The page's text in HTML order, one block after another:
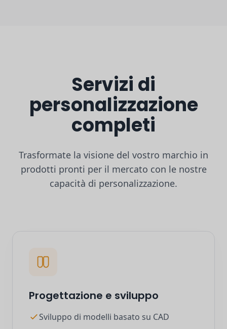
Servizi di
personalizzazione
completi
Trasformate la visione del vostro marchio in
prodotti pronti per il mercato con le nostre
capacità di personalizzazione.
Progettazione e sviluppo
Sviluppo di modelli basato su CAD